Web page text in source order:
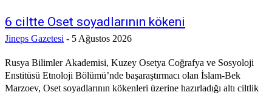
6 ciltte Oset soyadlarının kökeni
Jineps Gazetesi - 5 Ağustos 2026
Rusya Bilimler Akademisi, Kuzey Osetya Coğrafya ve Sosyoloji
Enstitüsü Etnoloji Bölümü’nde başaraştırmacı olan İslam-Bek
Marzoev, Oset soyadlarının kökenleri üzerine hazırladığı altı ciltlik